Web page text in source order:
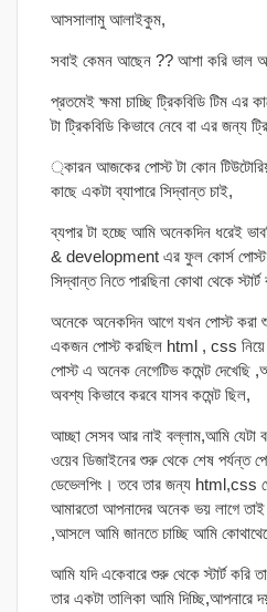
আসসালামু আলাইকুম,
সবাই কেমন আছেন ?? আশা করি ভাল
প্রতমেই ক্ষমা চাচ্ছি ট্রিকবিডি টিম
টা ট্রিকবিডি কিভাবে নেবে বা এর জন্য
্কারন আজকের পোস্ট টা কোন
কাছে একটা ব্যাপারে সিদ্বান্ত চাই,
ব্যপার টা হচ্ছে আমি অনেকদিন ধরেই
& development এর ফুল কোর্স পোস্ট
সিদ্বান্ত নিতে পারছিনা কোথা থেকে
অনেকে অনেকদিন আগে যখন পোস্ট করা
একজন পোস্ট করছিল html , css নিয়ে
পোস্ট এ অনেক নেগেটিভ কমেন্ট দেখেছি
অবশ্য কিভাবে করবে যাসব কমেন্ট ছিল,
আচ্ছা সেসব আর নাই বল্লাম,আমি যেটা
ওয়েব ডিজাইনের শুরু থেকে শেষ পর্যন্ত
ডেভেলপিং। তবে তার জন্য html,css
আমারতো আপনাদের অনেক ভয় লাগে
,আসলে আমি জানতে চাচ্ছি আমি
আমি যদি একেবারে শুরু থেকে স্টার্ট করি
তার একটা তালিকা আমি দিচ্ছি,আপনারে